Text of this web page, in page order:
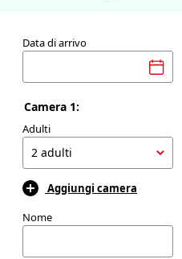
Data di arrivo
Camera 1:
Adulti
Aggiungi camera
Nome